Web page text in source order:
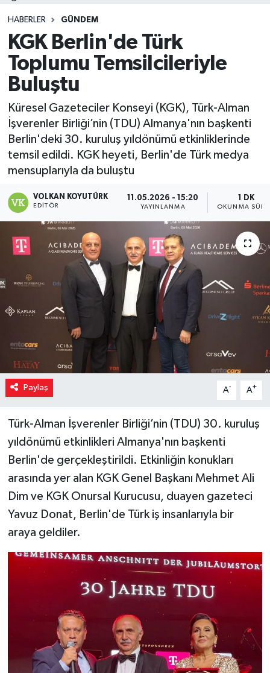
HABERLER GÜNDEM
KGK Berlin'de Türk
Toplumu Temsilcileriyle
Buluştu
Küresel Gazeteciler Konseyi (KGK), Türk-Alman
İşverenler Birliği’nin (TDU) Almanya'nın başkenti
Berlin'deki 30. kuruluş yıldönümü etkinliklerinde
temsil edildi. KGK heyeti, Berlin'de Türk medya
mensuplarıyla da buluştu
VOLKAN KOYUTÜRK
EDITÖR
11.05.2026 - 15:20
YAYINLANMA
1 DK
OKUNMA
Paylaş A- A+
Türk-Alman İşverenler Birliği’nin (TDU) 30. kuruluş
yıldönümü etkinlikleri Almanya'nın başkenti
Berlin'de gerçekleştirildi. Etkinliğin konukları
arasında yer alan KGK Genel Başkanı Mehmet Ali
Dim ve KGK Onursal Kurucusu, duayen gazeteci
Yavuz Donat, Berlin'de Türk iş insanlarıyla bir
araya geldiler.